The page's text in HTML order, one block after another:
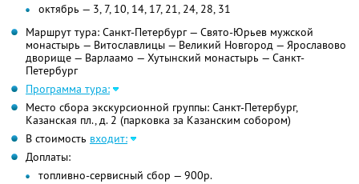
октябрь — 3, 7, 10, 14, 17, 21, 24, 28, 31
Маршрут тура: Санкт-Петербург — Свято-Юрьев мужской
монастырь — Витославлицы — Великий Новгород — Ярославово
дворище — Варлаамо — Хутынский монастырь — Санкт-
Петербург
Программа тура:
Место сбора экскурсионной группы: Санкт-Петербург,
Казанская пл., д. 2 (парковка за Казанским собором)
В стоимость входит:
Доплаты:
топливно-сервисный сбор — 900р.